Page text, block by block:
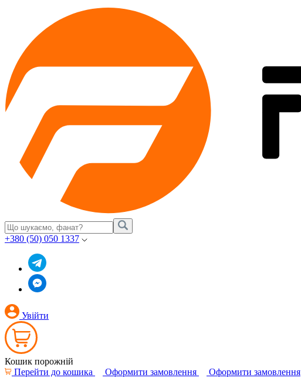
+380 (50) 050 1337
Увійти
Кошик порожній
Перейти до кошика
Оформити замовлення Оформити замовлення